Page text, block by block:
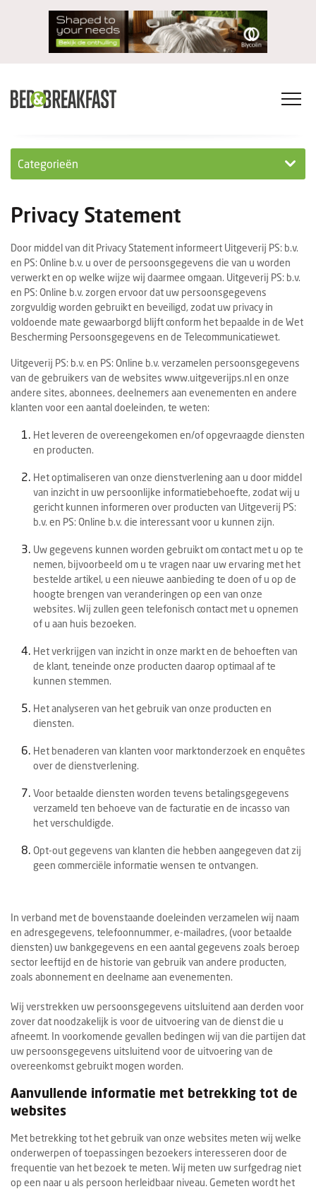
Categorieën
Wet- en regelgeving
Internationaal
Interviews
Ondernemen
Privacy Statement
Door middel van dit Privacy Statement informeert Uitgeverij PS: b.v.
en PS: Online b.v. u over de persoonsgegevens die van u worden
verwerkt en op welke wijze wij daarmee omgaan. Uitgeverij PS: b.v.
en PS: Online b.v. zorgen ervoor dat uw persoonsgegevens
zorgvuldig worden gebruikt en beveiligd, zodat uw privacy in
voldoende mate gewaarborgd blijft conform het bepaalde in de Wet
Bescherming Persoonsgegevens en de Telecommunicatiewet.
Uitgeverij PS: b.v. en PS: Online b.v. verzamelen persoonsgegevens
van de gebruikers van de websites www.uitgeverijps.nl en onze
andere sites, abonnees, deelnemers aan evenementen en andere
klanten voor een aantal doeleinden, te weten:
Het leveren de overeengekomen en/of opgevraagde diensten
en producten.
Het optimaliseren van onze dienstverlening aan u door middel
van inzicht in uw persoonlijke informatiebehoefte, zodat wij u
gericht kunnen informeren over producten van Uitgeverij PS:
b.v. en PS: Online b.v. die interessant voor u kunnen zijn.
Uw gegevens kunnen worden gebruikt om contact met u op te
nemen, bijvoorbeeld om u te vragen naar uw ervaring met het
bestelde artikel, u een nieuwe aanbieding te doen of u op de
hoogte brengen van veranderingen op een van onze
websites. Wij zullen geen telefonisch contact met u opnemen
of u aan huis bezoeken.
Het verkrijgen van inzicht in onze markt en de behoeften van
de klant, teneinde onze producten daarop optimaal af te
kunnen stemmen.
Het analyseren van het gebruik van onze producten en
diensten.
Het benaderen van klanten voor marktonderzoek en enquêtes
over de dienstverlening.
Voor betaalde diensten worden tevens betalingsgegevens
verzameld ten behoeve van de facturatie en de incasso van
het verschuldigde.
Opt-out gegevens van klanten die hebben aangegeven dat zij
geen commerciële informatie wensen te ontvangen.
In verband met de bovenstaande doeleinden verzamelen wij naam
en adresgegevens, telefoonnummer, e-mailadres, (voor betaalde
diensten) uw bankgegevens en een aantal gegevens zoals beroep
sector leeftijd en de historie van gebruik van andere producten,
zoals abonnement en deelname aan evenementen.
Wij verstrekken uw persoonsgegevens uitsluitend aan derden voor
zover dat noodzakelijk is voor de uitvoering van de dienst die u
afneemt. In voorkomende gevallen bedingen wij van die partijen dat
uw persoonsgegevens uitsluitend voor de uitvoering van de
overeenkomst gebruikt mogen worden.
Aanvullende informatie met betrekking tot de
websites
Met betrekking tot het gebruik van onze websites meten wij welke
onderwerpen of toepassingen bezoekers interesseren door de
frequentie van het bezoek te meten. Wij meten uw surfgedrag niet
op een naar u als persoon herleidbaar niveau. Gemeten wordt het